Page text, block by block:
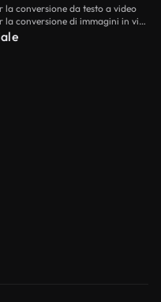
conversione da testo a video
Flussi di lavoro di intelligenza artificiale per la conversione di immagini in video